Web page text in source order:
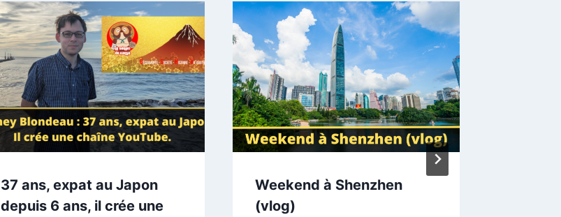
37 ans, expat au Japon
depuis 6 ans, il crée une
Weekend à Shenzhen
(vlog)